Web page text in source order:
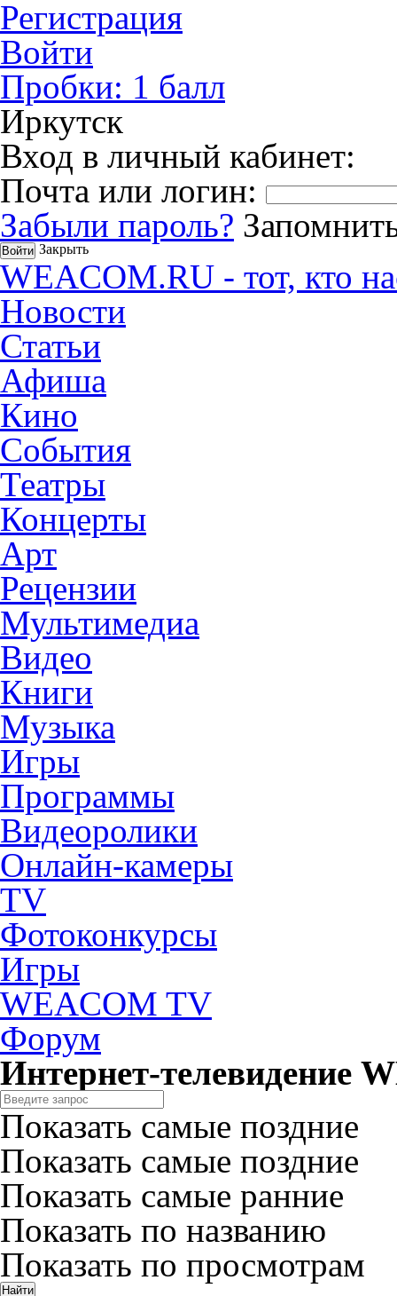
Регистрация
Войти
Пробки: 1 балл
Иркутск
Вход в личный кабинет:
Почта или логин:
Забыли пароль?
Закрыть
WEACOM.RU - тот, кто
Новости
Статьи
Афиша
Кино
События
Театры
Концерты
Арт
Рецензии
Мультимедиа
Видео
Книги
Музыка
Игры
Программы
Видеоролики
Онлайн-камеры
TV
Фотоконкурсы
Игры
WEACOM TV
Форум
Интернет-телевидение
Показать самые поздние
Показать самые поздние
Показать самые ранние
Показать по названию
Показать по просмотрам